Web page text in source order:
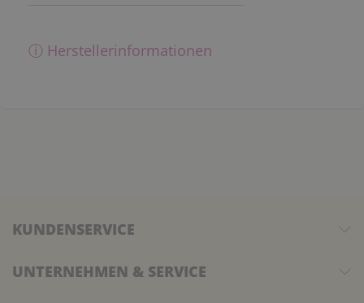
ⓘ Herstellerinformationen
KUNDENSERVICE
UNTERNEHMEN & SERVICE